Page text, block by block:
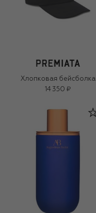
Хлопковая бейсболка
14 350 ₽